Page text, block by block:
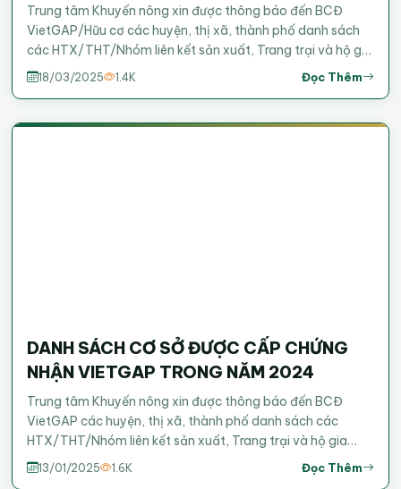
Trung tâm Khuyến nông xin được thông báo đến BCĐ
VietGAP/Hữu cơ các huyện, thị xã, thành phố danh sách
các HTX/THT/Nhóm liên kết sản xuất, Trang trại và hộ gia
đình đang còn hiệu lực được chứng nhận VietGAP/Hữu cơ
18/03/2025 1.4K Đọc Thêm
DANH SÁCH CƠ SỞ ĐƯỢC CẤP CHỨNG
NHẬN VIETGAP TRONG NĂM 2024
Trung tâm Khuyến nông xin được thông báo đến BCĐ
VietGAP các huyện, thị xã, thành phố danh sách các
HTX/THT/Nhóm liên kết sản xuất, Trang trại và hộ gia
đình đã được chứng nhận VietGAP&nbsp;được cấp chứng
nhận trong năm 2024. Xem danh sách chi tiết tại đây.
13/01/2025 1.6K Đọc Thêm